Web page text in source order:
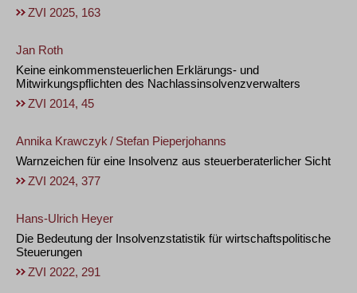
ZVI 2025, 163
Jan Roth
Keine einkommensteuerlichen Erklärungs- und
Mitwirkungspflichten des Nachlassinsolvenzverwalters
ZVI 2014, 45
Annika Krawczyk / Stefan Pieperjohanns
Warnzeichen für eine Insolvenz aus steuerberaterlicher Sicht
ZVI 2024, 377
Hans-Ulrich Heyer
Die Bedeutung der Insolvenzstatistik für wirtschaftspolitische
Steuerungen
ZVI 2022, 291